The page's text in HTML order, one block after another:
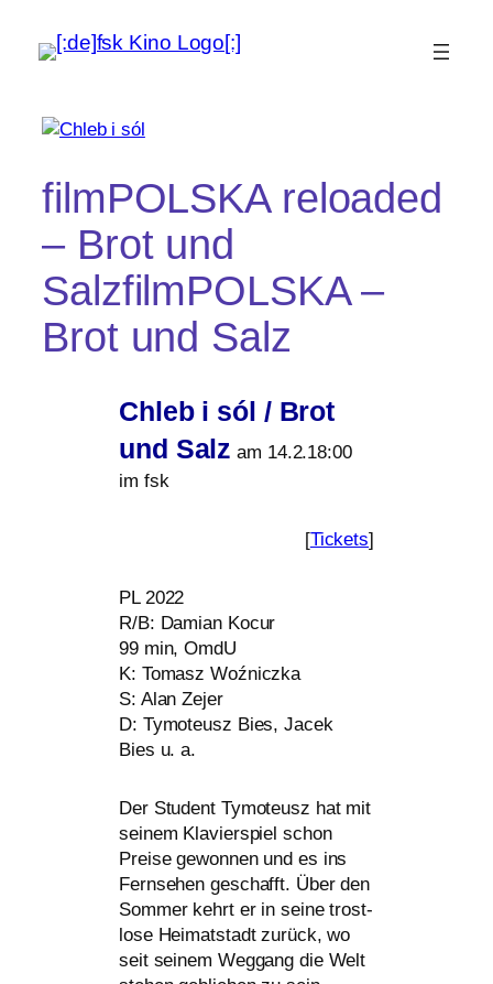
filmPOLSKA reloaded
– Brot und
SalzfilmPOLSKA –
Brot und Salz
Chleb i sól / Brot
und Salz am 14.2.18:00
im fsk
[Tickets]
PL2022
R/B: Damian Kocur
99 min, OmdU
K: Tomasz Woźniczka
S: Alan Zejer
D: Tymoteusz Bies, Jacek
Bies u. a.
Der Student Tymoteusz hat mit
sei­nem Klavierspiel schon
Preise gewon­nen und es ins
Fernsehen geschafft. Über den
Sommer kehrt er in sei­ne trost­
lo­se Heimatstadt zurück, wo
seit sei­nem Weggang die Welt